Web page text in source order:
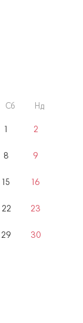
Сб Нд
1 2
8 9
15 16
22 23
29 30